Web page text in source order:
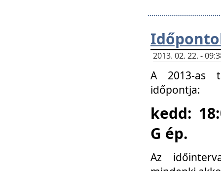
2013. 02. 22. -
A 2013-as
időpontja:
kedd:
G ép.
Az